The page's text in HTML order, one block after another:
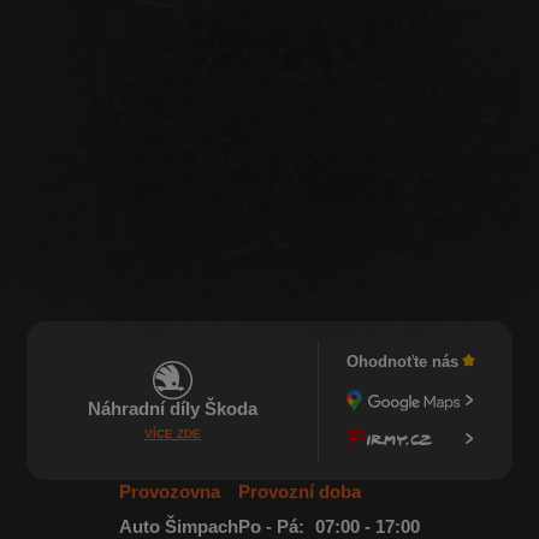
Náhradní díly Škoda
VÍCE ZDE
Ohodnoťte nás
Provozovna
Auto Šimpach
Provozní doba
Po - Pá:
07:00 - 17:00